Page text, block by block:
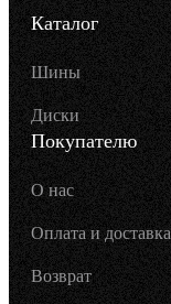
Каталог
Шины
Диски
Покупателю
О нас
Оплата и доставка
Возврат